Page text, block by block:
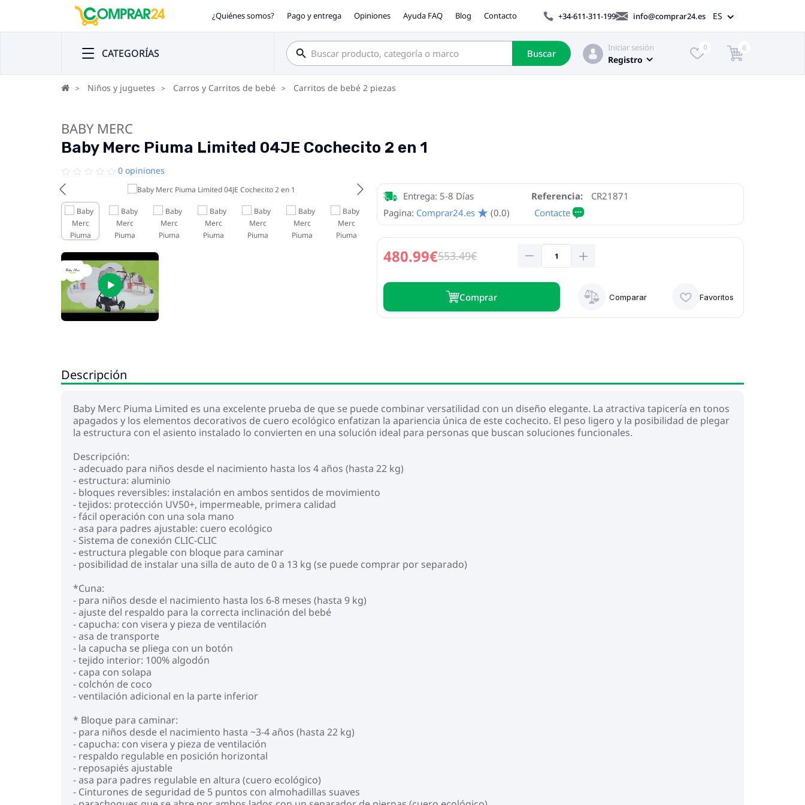
¿Quiénes somos? Pago y entrega Opiniones Ayuda FAQ Blog Contacto +34-611-311-199 info@comprar24.es ES
CATEGORÍAS Buscar
Iniciar sesión
Registro
0 0
Niños y juguetes Carros y Carritos de bebé Carritos de bebé 2 piezas
BABY MERC
Baby Merc Piuma Limited 04JE Cochecito 2 en 1
0 opiniones
Entrega: 5-8 Días Referencia:
CR21871
Pagina: Comprar24.es (0.0)
480.99€553.49€
Сomprar Favoritos
Comparar
Descripción
Baby Merc Piuma Limited es una excelente prueba de que se puede combinar versatilidad con un diseño elegante. La atractiva tapicería en tonos
apagados y los elementos decorativos de cuero ecológico enfatizan la apariencia única de este cochecito. El peso ligero y la posibilidad de plegar
la estructura con el asiento instalado lo convierten en una solución ideal para personas que buscan soluciones funcionales.
Descripción:
- adecuado para niños desde el nacimiento hasta los 4 años (hasta 22 kg)
- estructura: aluminio
- bloques reversibles: instalación en ambos sentidos de movimiento
- tejidos: protección UV50+, impermeable, primera calidad
- fácil operación con una sola mano
- asa para padres ajustable: cuero ecológico
- Sistema de conexión CLIC-CLIC
- estructura plegable con bloque para caminar
- posibilidad de instalar una silla de auto de 0 a 13 kg (se puede comprar por separado)
*Cuna:
- para niños desde el nacimiento hasta los 6-8 meses (hasta 9 kg)
- ajuste del respaldo para la correcta inclinación del bebé
- capucha: con visera y pieza de ventilación
- asa de transporte
- la capucha se pliega con un botón
- tejido interior: 100% algodón
- capa con solapa
- colchón de coco
- ventilación adicional en la parte inferior
* Bloque para caminar:
- para niños desde el nacimiento hasta ~3-4 años (hasta 22 kg)
- capucha: con visera y pieza de ventilación
- respaldo regulable en posición horizontal
- reposapiés ajustable
- asa para padres regulable en altura (cuero ecológico)
- Cinturones de seguridad de 5 puntos con almohadillas suaves